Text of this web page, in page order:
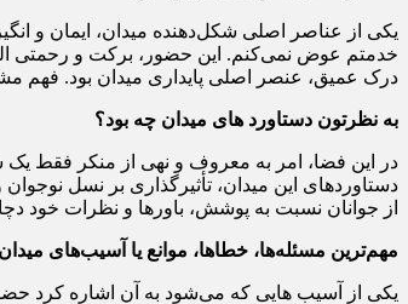
خدمتم عوض نمی‌کنم. این حضور، برکت و رحمتی
درک عمیق، عنصر اصلی پایداری میدان بود. فهم
به نظرتون دستاورد های میدان چه بود؟
در این فضا، امر به معروف و نهی از منکر فقط یک
دستاوردهای این میدان، تأثیرگذاری بر نسل
از جوانان نسبت به پوشش، باورها و نظرات خود
مهم‌ترین مسئله‌ها، خطاها، موانع یا آسیب‌های
یکی از آسیب هایی که می‌شود به آن اشاره کرد